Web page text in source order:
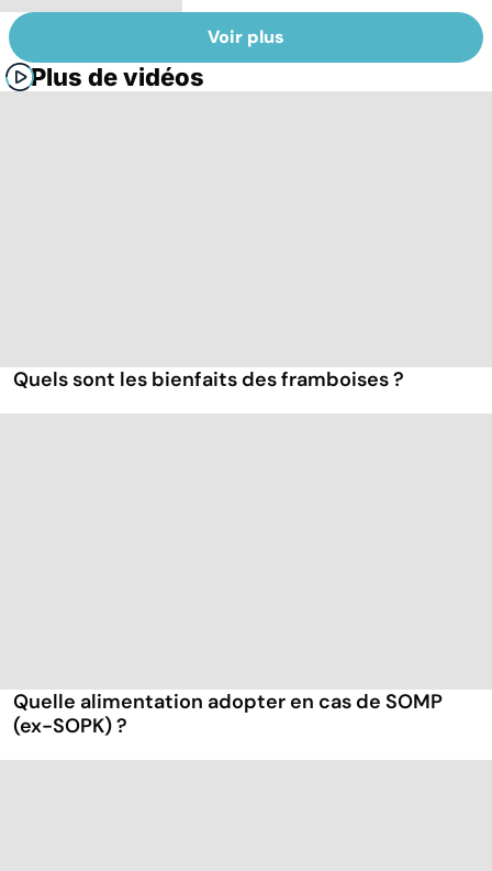
Voir plus
Plus de vidéos
Quels sont les bienfaits des framboises ?
Quelle alimentation adopter en cas de SOMP
(ex-SOPK) ?